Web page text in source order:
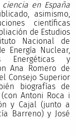
en España
asimismo,
científicas
de Estudios
Nacional de
Energía Nuclear,
Energéticas y
Ana Romero de
Consejo Superior
biografías de
Antoni Roca i
y Cajal (junto a
Barreno) y José